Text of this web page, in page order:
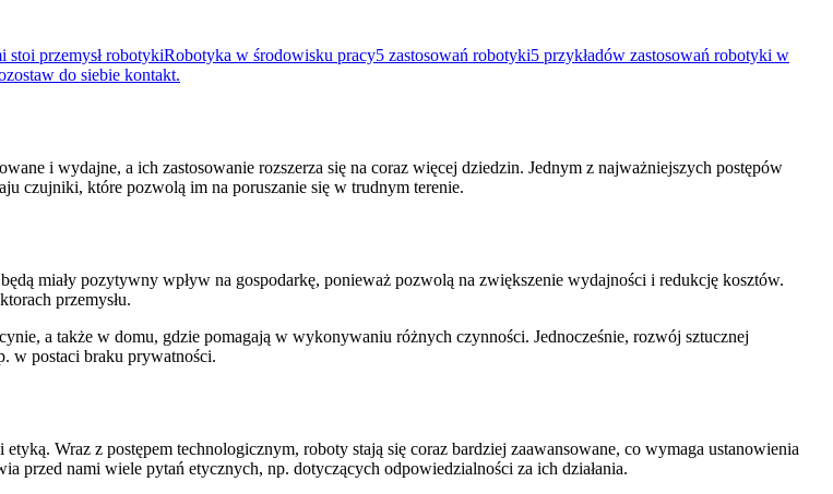
stoi przemysł robotykiRobotyka w środowisku pracy5 zastosowań robotyki5 przykładów zastosowań robotyki w
do siebie kontakt.
i wydajne, a ich zastosowanie rozszerza się na coraz więcej dziedzin. Jednym z najważniejszych postępów
czujniki, które pozwolą im na poruszanie się w trudnym terenie.
miały pozytywny wpływ na gospodarkę, ponieważ pozwolą na zwiększenie wydajności i redukcję kosztów.
przemysłu.
a także w domu, gdzie pomagają w wykonywaniu różnych czynności. Jednocześnie, rozwój sztucznej
w postaci braku prywatności.
Wraz z postępem technologicznym, roboty stają się coraz bardziej zaawansowane, co wymaga ustanowienia
przed nami wiele pytań etycznych, np. dotyczących odpowiedzialności za ich działania.